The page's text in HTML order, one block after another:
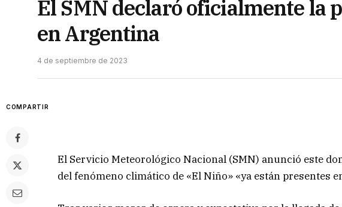
El SMN declaró oficialmente la
en Argentina
4 de septiembre de 2023
COMPARTIR
El Servicio Meteorológico Nacional (SMN) anunció este
del fenómeno climático de «El Niño» «ya están presentes